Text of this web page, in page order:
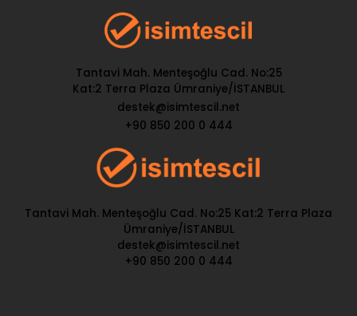
Tantavi Mah. Menteşoğlu Cad. No:25
Kat:2 Terra Plaza Ümraniye/İSTANBUL
destek@isimtescil.net
+90 850 200 0 444
Tantavi Mah. Menteşoğlu Cad. No:25 Kat:2 Terra Plaza
Ümraniye/İSTANBUL
destek@isimtescil.net
+90 850 200 0 444